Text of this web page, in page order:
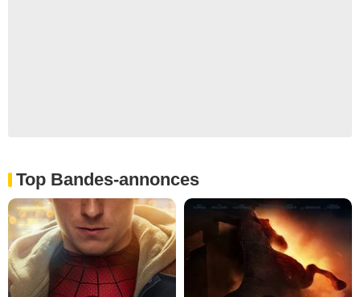
Top Bandes-annonces